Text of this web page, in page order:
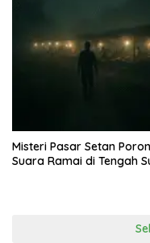
Misteri Pasar Setan
Suara Ramai di Tengah